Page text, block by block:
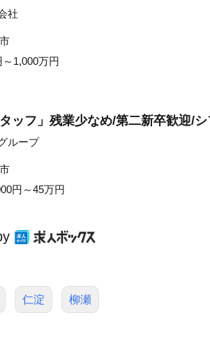
社
1,000万円
タッフ」残業少なめ/第二新卒歓迎/
ループ
円～45万円
仁淀 柳瀬